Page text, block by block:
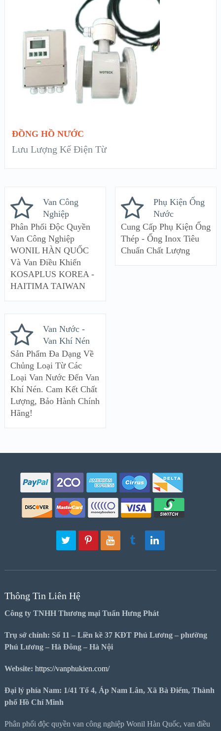
XEM NHANH
XEM CHI TIẾT
ĐỒNG HỒ NƯỚC
Lưu Lượng Kế Điện Từ
Van Công
Nghiệp
Phân Phối Độc Quyền
Van Công Nghiệp
WONIL HÀN QUỐC
Và Van Điều Khiển
KOSAPLUS KOREA -
HAITIMA TAIWAN
Phụ Kiện Ống
Nước
Cung Cấp Phụ Kiện Ống
Thép - Ống Inox Tiêu
Chuẩn Chất Lượng
Van Nước -
Van Khí Nén
Sản Phẩm Đa Dạng Về
Chủng Loại Từ Các
Loại Van Nước Đến Van
Khí Nén. Cam Kết Chất
Lượng, Bảo Hành Chính
Hãng!
Thông Tin Liên Hệ
Công ty TNHH Thương mại Tuấn Hưng Phát
Trụ sở chính: Số 11 – Liền kề 37 KĐT Phú Lương – phường
Phú Lương – Hà Đông – Hà Nội
Website: https://vanphukien.com/
Đại lý phía Nam: 1/41 Tổ 4, Áp Nam Lân, Xã Bà Điểm, Thành
phố Hồ Chí Minh
Phân phối độc quyền van công nghiệp Wonil Hàn Quốc, van điều